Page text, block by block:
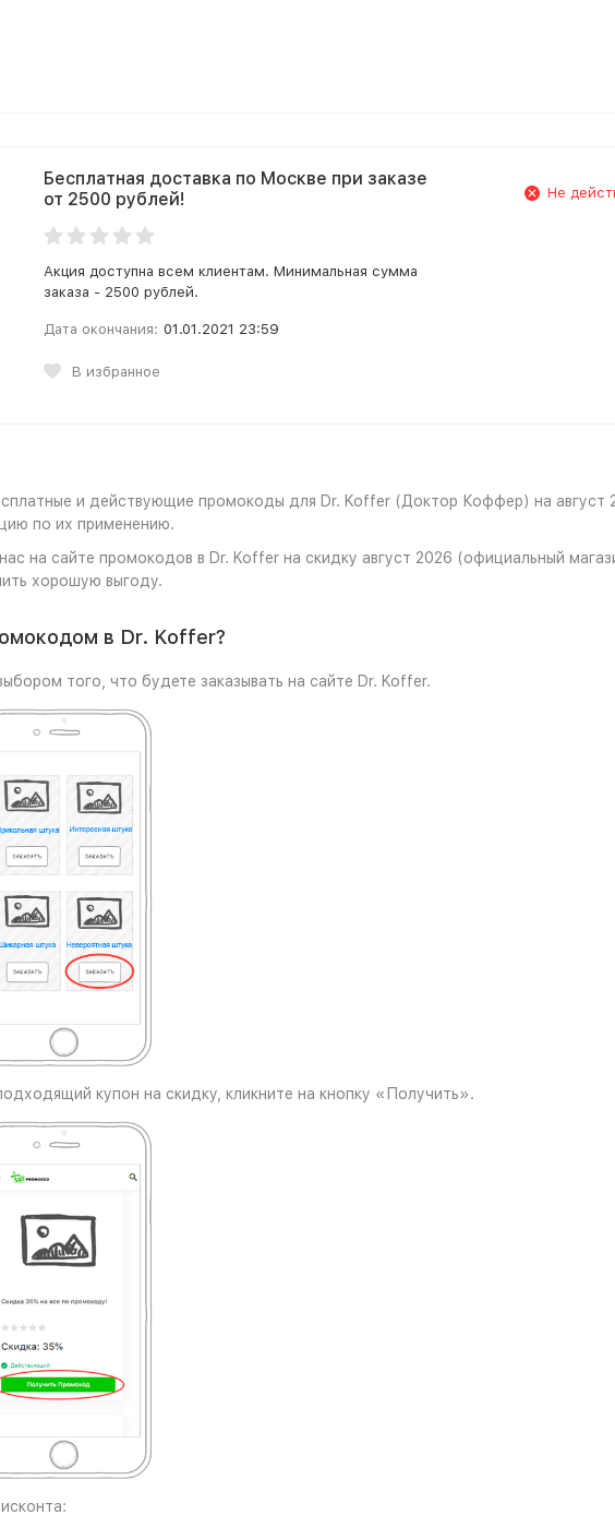
Бесплатная доставка по Москве при заказе
от 2500 рублей!
Акция доступна всем клиентам. Минимальная сумма
заказа - 2500 рублей.
Дата окончания: 01.01.2021 23:59
В избранное
Не
и действующие промокоды для Dr. Koffer (Доктор Коффер) на август
по их применению.
на сайте промокодов в Dr. Koffer на скидку август 2026 (официальный
хорошую выгоду.
в Dr. Koffer?
того, что будете заказывать на сайте Dr. Koffer.
купон на скидку, кликните на кнопку «Получить».